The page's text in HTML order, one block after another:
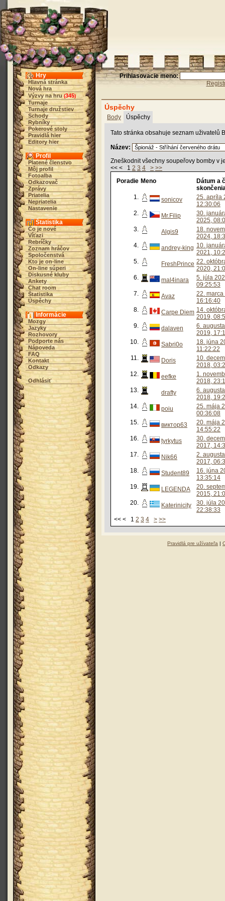
Hry
Hlavná stránka
Nová hra
Výzvy na hru (345)
Turnaje
Turnaje družstiev
Schody
Rybníky
Pokerové stoly
Pravidlá hier
Editory hier
Profil
Platené členstvo
Môj profil
Fotoalba
Odkazovač
Zprávy
Priatelia
Nepriatelia
Nastavenie
Štatistika
Čo je nové
Víťazi
Rebríčky
Zoznam hráčov
Spoločenstvá
Kto je on-line
On-line súperi
Diskusné kluby
Ankety
Chat room
Štatistika
Úspěchy
Informácie
Mozgy
Jazyky
Rozhovory
Podporte nás
Nápoveda
FAQ
Kontakt
Odkazy
Odhlásiť
Prihlasovacie meno:
Úspěchy
Body Úspěchy
Tato stránka obsahuje seznam uživatelů
Název:
Zneškodnit všechny soupeřovy bomby v
<< < 1 2 3 4 > >>
Poradie Meno
Dátum a
1.
sonicov
25. apríla
12:30:06
2.
Mr.Filip
30.
2025,
3.
Algis9
18.
2024,
4.
andrey-king 10.
2021,
5.
FreshPrince 22.
2020,
6.
mal4inara
5. júla
09:25:53
7.
Avaz
22. marca
16:16:40
8.
Carpe Diem 14.
2019,
9.
dalaven
6. augusta
2019,
10.
Sabri0o
18. júna
11:22:22
11.
Doris
10.
2018,
12.
eefke
1.
2018,
13.
drafty
6. augusta
2018,
14.
poiu
25. mája
00:36:08
15.
виктор63
20. mája
14:55:22
16.
tyrkytus
30.
2017,
17.
Nik66
2. augusta
2017,
18.
Student89
16. júna
13:35:14
19.
LEGENDA
20.
2015,
20.
Katerinicity
30. júla
22:38:33
<< < 1 2 3 4 > >>
Pravidlá pre užívateľa |